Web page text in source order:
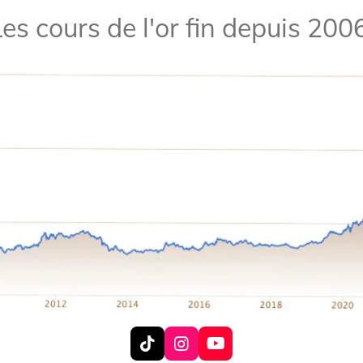
cours de l'or fin depuis
T
I
Y